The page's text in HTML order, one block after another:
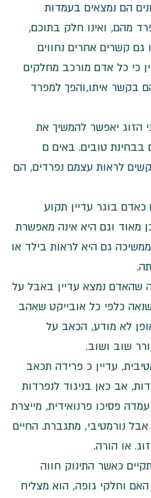
הם נמצאים בעמדות
מהם, ואינו חלק בתוכם,
גם קשרים אחרים נחווים
כי כל אדם מורכב מחלקים
בקשר איתו,והפך למפרד
הזוג יאפשר להמשיך את
בבחינת טובים. באים ם
לראות עצמם נפרדים, הם
כאדם בוגר עדיין תקוע
מאוד וגם היא אינה מאפשרת
גם היא לראות בילד או
שהאדם נמצא עדיין באבל על
כלפי כל אובייקט שאהב
לא מודע, הכאב על
שוב ושוב.
עדיין כ פרידה תכאב
אב כאן בניגוד לנפרדות
פסיכו פרנואידית, מייצרת
נורמטיבי, מתגברת. החיים
או הורה.
כאשר התינוק חווה
האם וחלקי גופה, הוא מצליח